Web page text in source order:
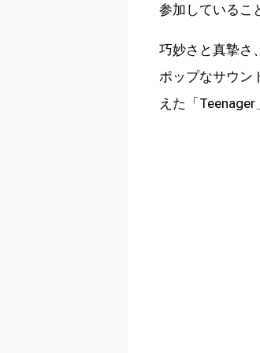
参加しているこ
巧妙さと真摯さ
ポップなサウン
えた「Teenager